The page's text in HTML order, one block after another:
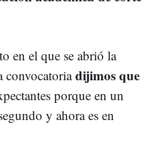
en el que se abrió la
convocatoriadijimos que
porque en un
y ahora es en